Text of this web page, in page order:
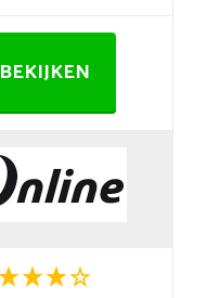
BEKIJKEN